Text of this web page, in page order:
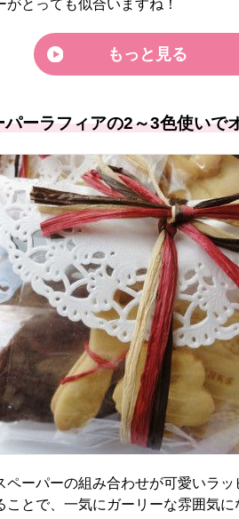
とっても似合いますね！
もっと見る
ーラフィアの2～3色使いで
ペーパーの組み合わせが可愛いラ
ことで、一気にガーリーな雰囲気